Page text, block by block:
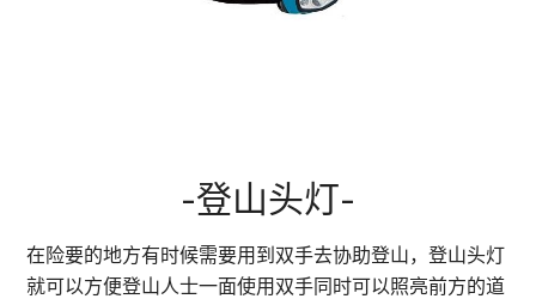
-登山头灯-
在险要的地方有时候需要用到双手去协助登山，登山头灯
就可以方便登山人士一面使用双手同时可以照亮前方的道